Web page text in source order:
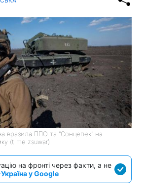
вразила ППО та "Сонцепек" на
(t me zsuwar)
на фронті через факти, а не
у Google